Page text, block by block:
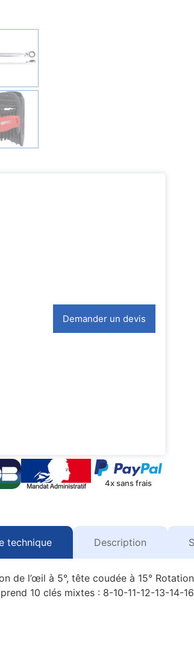
Demander un devis
4x sans frais
technique Description
de l’œil à 5°, tête coudée à 15°
10 clés mixtes : 8-10-11-12-13-14-